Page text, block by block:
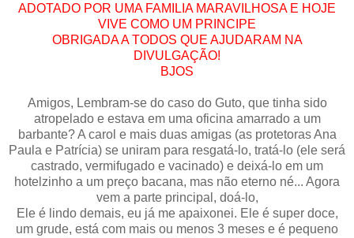
ADOTADO POR UMA FAMILIA MARAVILHOSA E HOJE
VIVE COMO UM PRINCIPE
OBRIGADA A TODOS QUE AJUDARAM NA
DIVULGAÇÃO!
BJOS
Amigos, Lembram-se do caso do Guto, que tinha sido
atropelado e estava em uma oficina amarrado a um
barbante? A carol e mais duas amigas (as protetoras Ana
Paula e Patrícia) se uniram para resgatá-lo, tratá-lo (ele será
castrado, vermifugado e vacinado) e deixá-lo em um
hotelzinho a um preço bacana, mas não eterno né... Agora
vem a parte principal, doá-lo,
Ele é lindo demais, eu já me apaixonei. Ele é super doce,
um grude, está com mais ou menos 3 meses e é pequeno